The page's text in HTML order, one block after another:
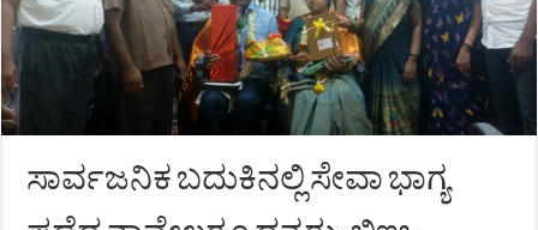
ಸಾರ್ವಜನಿಕ ಬದುಕಿನಲ್ಲಿ ಸೇವಾ ಭಾಗ್ಯ